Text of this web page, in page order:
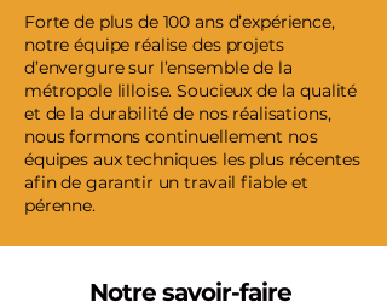
Forte de plus de 100 ans d’expérience,
notre équipe réalise des projets
d’envergure sur l’ensemble de la
métropole lilloise. Soucieux de la qualité
et de la durabilité de nos réalisations,
nous formons continuellement nos
équipes aux techniques les plus récentes
afin de garantir un travail fiable et
pérenne.
Notre savoir-faire